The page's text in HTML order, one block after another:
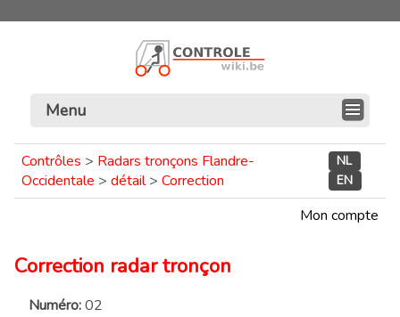
Menu
Contrôles > Radars tronçons Flandre-
Occidentale > détail > Correction
NL
EN
Mon compte
Correction radar tronçon
Numéro:02